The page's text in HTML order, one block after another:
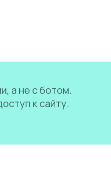
а не с ботом.
к сайту.